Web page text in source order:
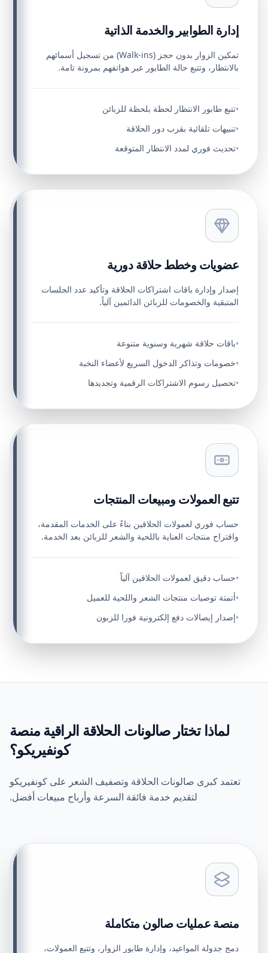
إدارة الطوابير والخدمة الذاتية
تمكين الزوار بدون حجز (Walk-ins) من تسجيل أسمائهم
بالانتظار، وتتبع حالة الطابور عبر هواتفهم بمرونة تامة.
•تتبع طابور الانتظار لحظة بلحظة للزبائن
•تنبيهات تلقائية بقرب دور الحلاقة
•تحديث فوري لمدد الانتظار المتوقعة
عضويات وخطط حلاقة دورية
إصدار وإدارة باقات اشتراكات الحلاقة وتأكيد عدد الجلسات
المتبقية والخصومات للزبائن الدائمين آلياً.
•باقات حلاقة شهرية وسنوية متنوعة
•خصومات وتذاكر الدخول السريع لأعضاء النخبة
•تحصيل رسوم الاشتراكات الرقمية وتجديدها
تتبع العمولات ومبيعات المنتجات
حساب فوري لعمولات الحلاقين بناءً على الخدمات المقدمة،
واقتراح منتجات العناية باللحية والشعر للزبائن بعد الخدمة.
•حساب دقيق لعمولات الحلاقين آلياً
•أتمتة توصيات منتجات الشعر واللحية للعميل
•إصدار إيصالات دفع إلكترونية فورا للزبون
لماذا تختار صالونات الحلاقة الراقية منصة
كونفيريكو؟
تعتمد كبرى صالونات الحلاقة وتصفيف الشعر على كونفيريكو
لتقديم خدمة فائقة السرعة وأرباح مبيعات أفضل.
منصة عمليات صالون متكاملة
دمج جدولة المواعيد، وإدارة طابور الزوار، وتتبع العمولات،